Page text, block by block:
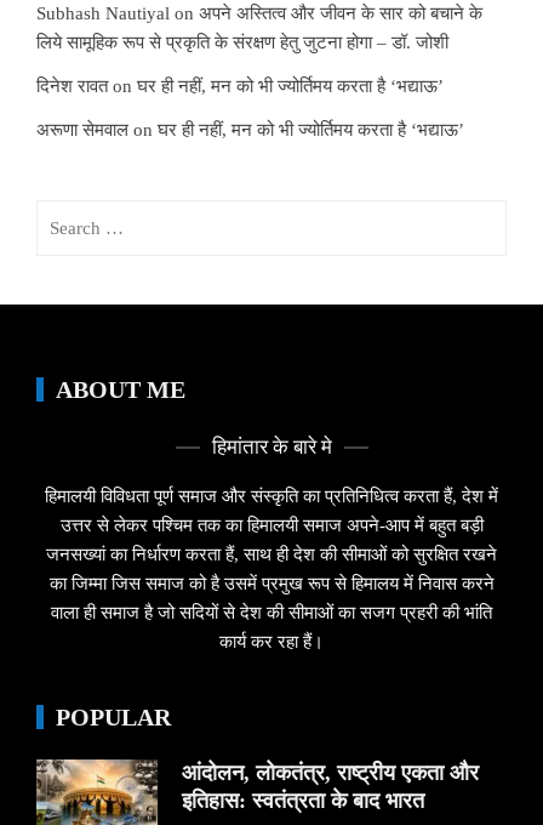
Subhash Nautiyal on अपने अस्तित्व और जीवन के सार को बचाने के
लिये सामूहिक रूप से प्रकृति के संरक्षण हेतु जुटना होगा – डॉ. जोशी
दिनेश रावतonघर ही नहीं, मन को भी ज्योर्तिमय करता है ‘भद्याऊ’
अरूणा सेमवाल onघर ही नहीं, मन को भी ज्योर्तिमय करता है ‘भद्याऊ’
ABOUT ME
हिमांतार के बारे मे
हिमालयी विविधता पूर्ण समाज और संस्कृति का प्रतिनिधित्व करता हैं, देश में
उत्तर से लेकर पश्चिम तक का हिमालयी समाज अपने-आप में बहुत बड़ी
जनसख्यां का निर्धारण करता हैं, साथ ही देश की सीमाओं को सुरक्षित रखने
का जिम्मा जिस समाज को है उसमें प्रमुख रूप से हिमालय में निवास करने
वाला ही समाज है जो सदियों से देश की सीमाओं का सजग प्रहरी की भांति
कार्य कर रहा हैं।
POPULAR
आंदोलन, लोकतंत्र, राष्ट्रीय एकता और
इतिहास: स्वतंत्रता के बाद भारत